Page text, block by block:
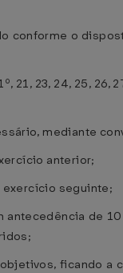
conforme o
23, 24, 25, 26,
mediante
anterior;
seguinte;
de
ficando a